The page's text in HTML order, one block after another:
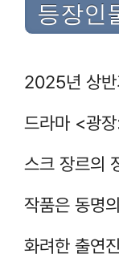
등장인
2025년 상반
드라마 <광
스크 장르의
작품은 동명
화려한 출연